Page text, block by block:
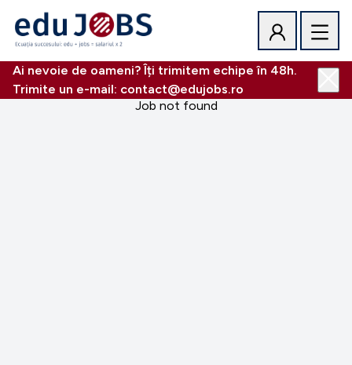
Ai nevoie de oameni? Îți trimitem echipe în 48h.
Trimite un e-mail: contact@edujobs.ro
Job not found